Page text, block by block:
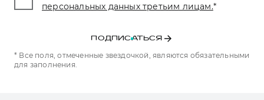
персональных данных третьим лицам.*
ПОДПИСАТЬСЯ
* Все поля, отмеченные звездочкой, являются обязательными
для заполнения.